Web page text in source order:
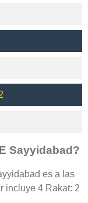
Sayyidabad?
es a las
incluye 4 Rakat: 2